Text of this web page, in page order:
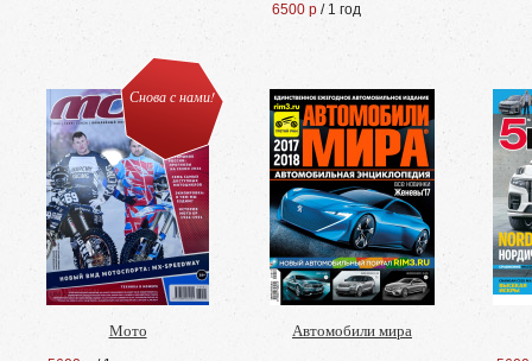
6500 р / 1 год
Снова с нами!
Мото Автомобили мира